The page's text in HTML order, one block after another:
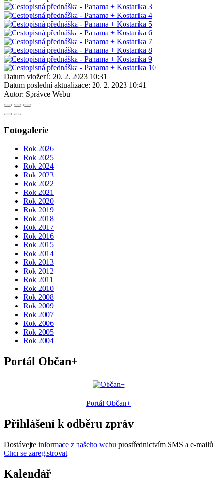
Datum vložení: 20. 2. 2023 10:31
Datum poslední aktualizace: 20. 2. 2023 10:41
Autor: Správce Webu
Fotogalerie
Rok 2026
Rok 2025
Rok 2024
Rok 2023
Rok 2022
Rok 2021
Rok 2020
Rok 2019
Rok 2018
Rok 2017
Rok 2016
Rok 2015
Rok 2014
Rok 2013
Rok 2012
Rok 2011
Rok 2010
Rok 2008
Rok 2009
Rok 2007
Rok 2006
Rok 2005
Rok 2004
Portál Občan+
Portál Občan+
Přihlášení k odběru zpráv
Dostávejte informace z našeho webu prostřednictvím SMS a e-mailů
Chci se zaregistrovat
Kalendář